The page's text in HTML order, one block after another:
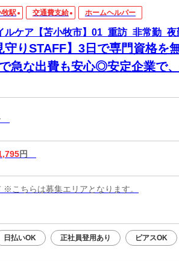
牧駅 交通費支給 ホームヘルパー
ルケア【苫小牧市】01_重訪_非常勤_
守りSTAFF】3日で専門資格を
急な出費も安心◎安定企業で
円
※こちらは募集エリアとなります。
日払いOK 正社員登用あり ピアスOK